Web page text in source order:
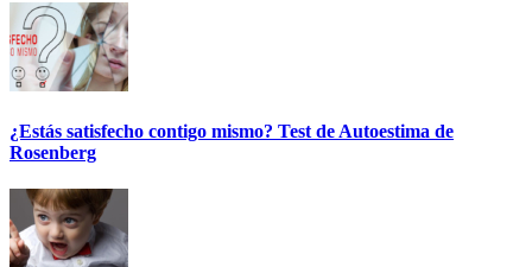
¿Estás satisfecho contigo mismo? Test de Autoestima de
Rosenberg